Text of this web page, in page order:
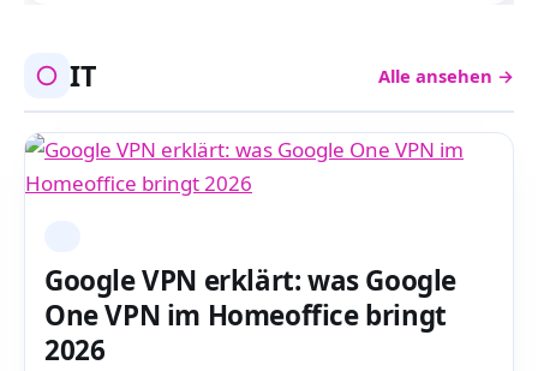
IT Alle ansehen →
Google VPN erklärt: was Google
One VPN im Homeoffice bringt
2026